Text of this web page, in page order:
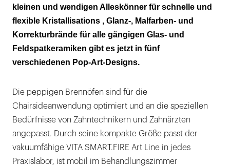
kleinen und wendigen Alleskönner für schnelle und
flexible Kristallisations , Glanz-, Malfarben- und
Korrekturbrände für alle gängigen Glas- und
Feldspatkeramiken gibt es jetzt in fünf
verschiedenen Pop-Art-Designs.
Die peppigen Brennöfen sind für die
Chairsideanwendung optimiert und an die speziellen
Bedürfnisse von Zahntechnikern und Zahnärzten
angepasst. Durch seine kompakte Größe passt der
vakuumfähige VITA SMART.FIRE Art Line in jedes
Praxislabor, ist mobil im Behandlungszimmer